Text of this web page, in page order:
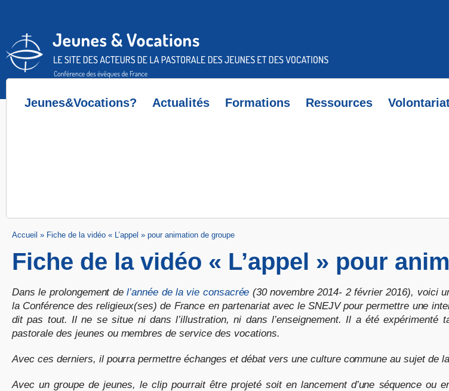
Jeunes&Vocations? Actualités Formations Ressources
Accueil » Fiche de la vidéo « L’appel » pour animation de groupe
Fiche de la vidéo « L’appel » pour
Dans le prolongement del’année de la vie consacrée (30 novembre 2014- 2 février 2016), voici
la Conférence des religieux(ses) de France en partenariat avec le SNEJV pour permettre une
dit pas tout. Il ne se situe ni dans l’illustration, ni dans l’enseignement. Il a été expérimenté
pastorale des jeunes ou membres de service des vocations.
Avec ces derniers, il pourra permettre échanges et débat vers une culture commune au sujet de
Avec un groupe de jeunes, le clip pourrait être projeté soit en lancement d’une séquence